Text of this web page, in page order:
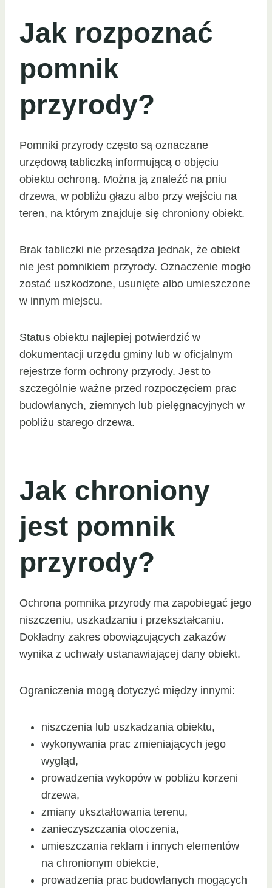
Jak rozpoznać
pomnik
przyrody?
Pomniki przyrody często są oznaczane
urzędową tabliczką informującą o objęciu
obiektu ochroną. Można ją znaleźć na pniu
drzewa, w pobliżu głazu albo przy wejściu na
teren, na którym znajduje się chroniony obiekt.
Brak tabliczki nie przesądza jednak, że obiekt
nie jest pomnikiem przyrody. Oznaczenie mogło
zostać uszkodzone, usunięte albo umieszczone
w innym miejscu.
Status obiektu najlepiej potwierdzić w
dokumentacji urzędu gminy lub w oficjalnym
rejestrze form ochrony przyrody. Jest to
szczególnie ważne przed rozpoczęciem prac
budowlanych, ziemnych lub pielęgnacyjnych w
pobliżu starego drzewa.
Jak chroniony
jest pomnik
przyrody?
Ochrona pomnika przyrody ma zapobiegać jego
niszczeniu, uszkadzaniu i przekształcaniu.
Dokładny zakres obowiązujących zakazów
wynika z uchwały ustanawiającej dany obiekt.
Ograniczenia mogą dotyczyć między innymi:
niszczenia lub uszkadzania obiektu,
wykonywania prac zmieniających jego
wygląd,
prowadzenia wykopów w pobliżu korzeni
drzewa,
zmiany ukształtowania terenu,
zanieczyszczania otoczenia,
umieszczania reklam i innych elementów
na chronionym obiekcie,
prowadzenia prac budowlanych mogących